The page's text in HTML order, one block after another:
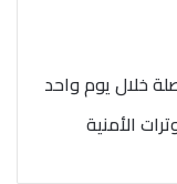
الأمنية